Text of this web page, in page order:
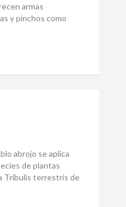
armas
y pinchos como
abrojo se aplica
de plantas
Tribulis terrestris de